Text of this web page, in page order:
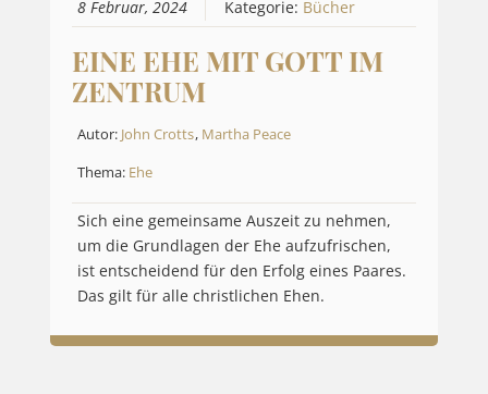
8 Februar, 2024 Kategorie: Bücher
EINE EHE MIT GOTT IM
ZENTRUM
Autor: John Crotts, Martha Peace
Thema: Ehe
Sich eine gemeinsame Auszeit zu nehmen,
um die Grundlagen der Ehe aufzufrischen,
ist entscheidend für den Erfolg eines Paares.
Das gilt für alle christlichen Ehen.